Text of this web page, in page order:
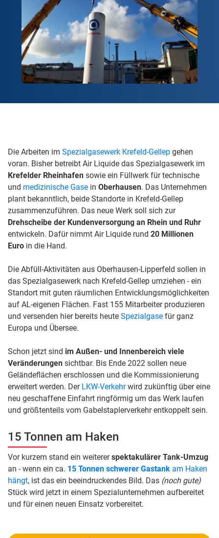
Die Arbeiten im Spezialgasewerk Krefeld-Gellep gehen
voran. Bisher betreibt Air Liquide das Spezialgasewerk im
Krefelder Rheinhafen sowie ein Füllwerk für technische
und medizinische Gase in Oberhausen. Das Unternehmen
plant bekanntlich, beide Standorte in Krefeld-Gellep
zusammenzuführen. Das neue Werk soll sich zur
Drehscheibe der Kundenversorgung an Rhein und Ruhr
entwickeln. Dafür nimmt Air Liquide rund 20 Millionen
Euro in die Hand.
Die Abfüll-Aktivitäten aus Oberhausen-Lipperfeld sollen in
das Spezialgasewerk nach Krefeld-Gellep umziehen - ein
Standort mit guten räumlichen Entwicklungsmöglichkeiten
auf AL-eigenen Flächen. Fast 155 Mitarbeiter produzieren
und versenden hier bereits heute Spezialgase für ganz
Europa und Übersee.
Schon jetzt sind im Außen- und Innenbereich viele
Veränderungen sichtbar. Bis Ende 2022 sollen neue
Geländeflächen erschlossen und die Kommissionierung
erweitert werden. Der LKW-Verkehrwird zukünftig über eine
neu geschaffene Einfahrt ringförmig um das Werk laufen
und größtenteils vom Gabelstaplerverkehr entkoppelt sein.
15 Tonnen am Haken
Vor kurzem stand ein weitererspektakulärer Tank-Umzug
an - wenn ein ca. 15 Tonnen schwerer Gastank am Haken
hängt, ist das ein beeindruckendes Bild. Das (noch gute)
Stück wird jetzt in einem Spezialunternehmen aufbereitet
und für einen neuen Einsatz vorbereitet.